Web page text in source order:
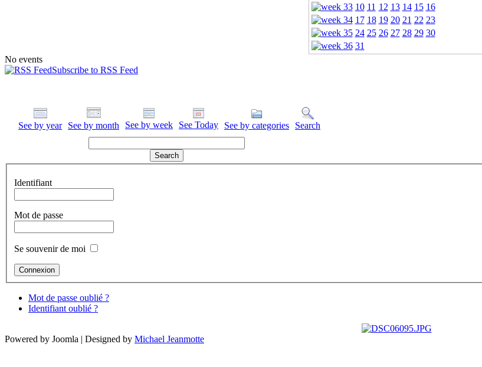
10 11 12 13 14 15 16
17 18 19 20 21 22 23
24 25 26 27 28 29 30
31
No events
Subscribe to RSS Feed
See by year See by month See by week See Today See by categories Search
Identifiant
Mot de passe
Se souvenir de moi
Mot de passe oublié ?
Identifiant oublié ?
Powered by Joomla | Designed by Michael Jeanmotte